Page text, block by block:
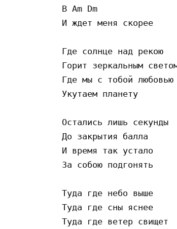
B Am Dm
И ждет меня скорее
Где солнце над рекою
Горит зеркальным
Где мы с тобой любовью
Укутаем планету
Остались лишь секунды
До закрытия балла
И время так устало
За собою подгонять
Туда где небо выше
Туда где сны яснее
Туда где ветер свищет